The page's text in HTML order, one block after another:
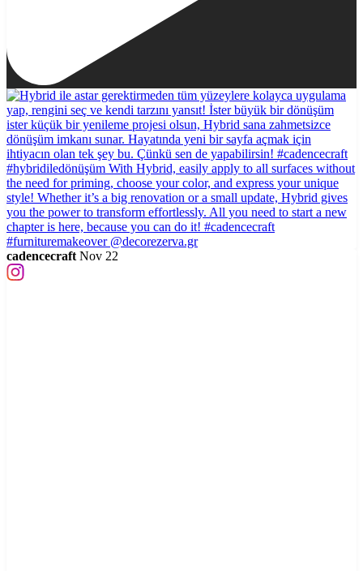
cadencecraft Nov 22